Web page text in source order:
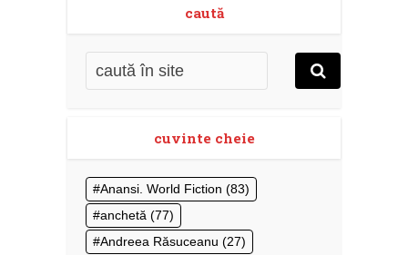
caută
cuvinte cheie
Anansi. World Fiction (83)
anchetă (77)
Andreea Răsuceanu (27)